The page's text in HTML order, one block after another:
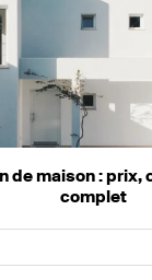
de maison : prix,
complet